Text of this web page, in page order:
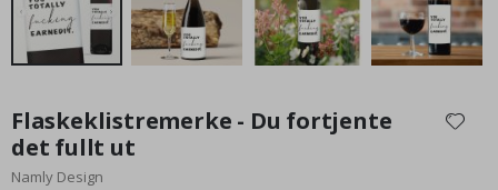
begynnelsen
av
bildegalleri
Flaskeklistremerke - Du fortjente
det fullt ut
Namly Design